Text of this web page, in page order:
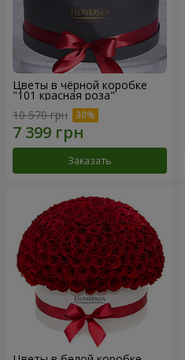
Цветы в чёрной коробке
"101 красная роза"
10 570 грн
Заказать